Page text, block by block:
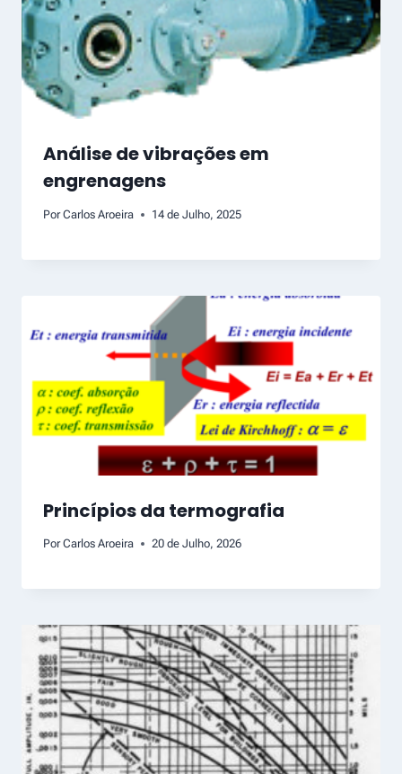
Análise de vibrações em
engrenagens
Por Carlos Aroeira 14 de Julho, 2025
Princípios da termografia
Por Carlos Aroeira 20 de Julho, 2026